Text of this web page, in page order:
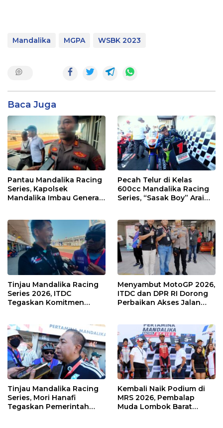
Mandalika MGPA WSBK 2023
Baca Juga
Pantau Mandalika Racing
Series, Kapolsek
Mandalika Imbau Generasi
Pecah Telur di Kelas
600cc Mandalika Racing
Series, “Sasak Boy” Arai
Tinjau Mandalika Racing
Series 2026, ITDC
Tegaskan Komitmen
Kawasan
Menyambut MotoGP 2026,
ITDC dan DPR RI Dorong
Perbaikan Akses Jalan
Tinjau Mandalika Racing
Series, Mori Hanafi
Tegaskan Pemerintah
Kembali Naik Podium di
MRS 2026, Pembalap
Muda Lombok Barat